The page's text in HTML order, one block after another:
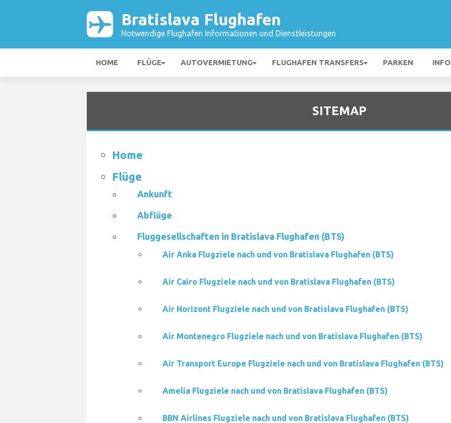
Bratislava Flughafen
Notwendige Flughafen Informationen und Dienstleistungen
HOME FLÜGE AUTOVERMIETUNG FLUGHAFEN TRANSFERS PARKEN INFO
SITEMAP
Home
Flüge
Ankunft
Abflüge
Fluggesellschaften in Bratislava Flughafen (BTS)
Air Anka Flugziele nach und von Bratislava Flughafen (BTS)
Air Cairo Flugziele nach und von Bratislava Flughafen (BTS)
Air Horizont Flugziele nach und von Bratislava Flughafen (BTS)
Air Montenegro Flugziele nach und von Bratislava Flughafen (BTS)
Air Transport Europe Flugziele nach und von Bratislava Flughafen (BTS)
Amelia Flugziele nach und von Bratislava Flughafen (BTS)
BBN Airlines Flugziele nach und von Bratislava Flughafen (BTS)